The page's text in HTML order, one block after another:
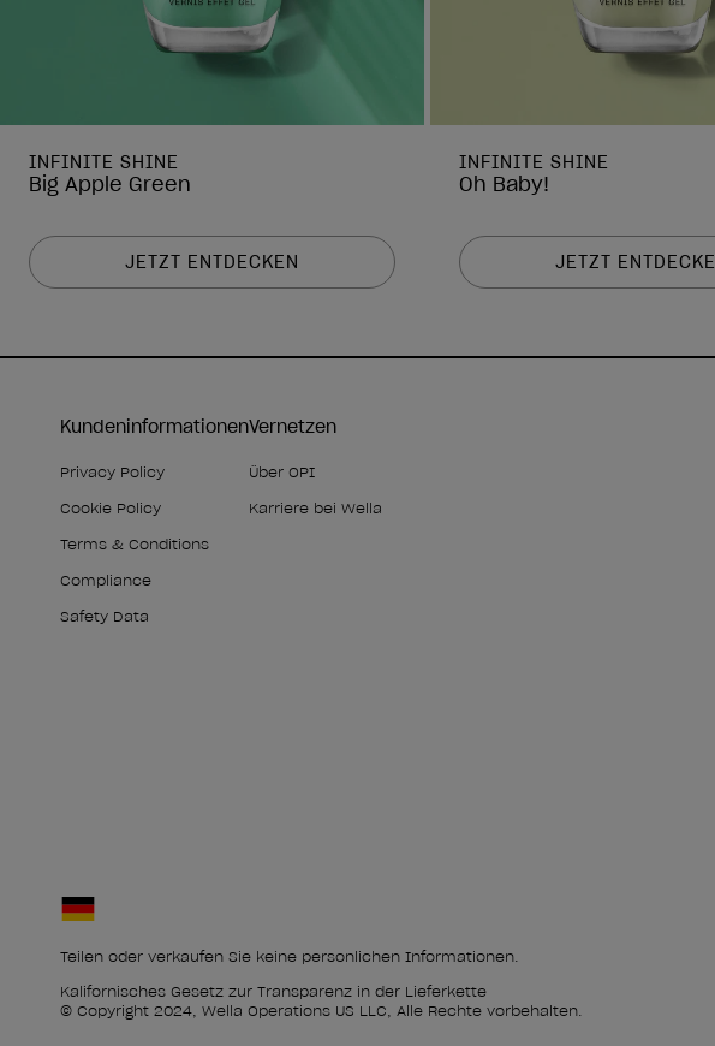
INFINITE SHINE
Big Apple Green
JETZT ENTDECKEN
INFINITE SHINE
Oh Baby!
JETZT
Kundeninformationen
Privacy Policy
Cookie Policy
Terms & Conditions
Compliance
Safety Data
Vernetzen
Über OPI
Karriere bei Wella
Teilen oder verkaufen Sie keine persönlichen Informationen.
Kalifornisches Gesetz zur Transparenz in der Lieferkette
© Copyright 2024, Wella Operations US LLC, Alle Rechte vorbehalten.